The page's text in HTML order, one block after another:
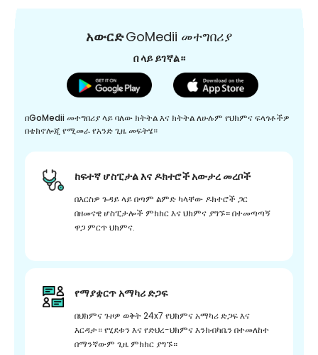
አውርድGoMedii መተግበሪያ
በ ላይ ይገኛል።
በGoMedii መተግበሪያ ላይ ባለው ክትትል እና ክትትል ለሁሉም የህክምና ፍላጎቶችዎ
በቴክኖሎጂ የሚመራ የአንድ ጊዜ መፍትሄ።
ከፍተኛ ሆስፒታል እና ዶክተሮች አውታረ መረቦች
በእርስዎ ጉዳይ ላይ በጣም ልምድ ካላቸው ዶክተሮች ጋር
በዘመናዊ ሆስፒታሎች ምክክር እና ህክምና ያግኙ። በተመጣጣኝ
ዋጋ ምርጥ ህክምና.
የማያቋርጥ አማካሪ ድጋፍ
በህክምና ጉዞዎ ወቅት 24x7 የህክምና አማካሪ ድጋፍ እና
እርዳታ። የሂደቱን እና የድህረ-ህክምና እንክብካቤን በተመለከተ
በማንኛውም ጊዜ ምክክር ያግኙ።